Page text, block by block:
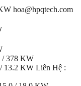
hoa@hpqtech.com
/ 378 KW
13.2 KW Liên Hệ :